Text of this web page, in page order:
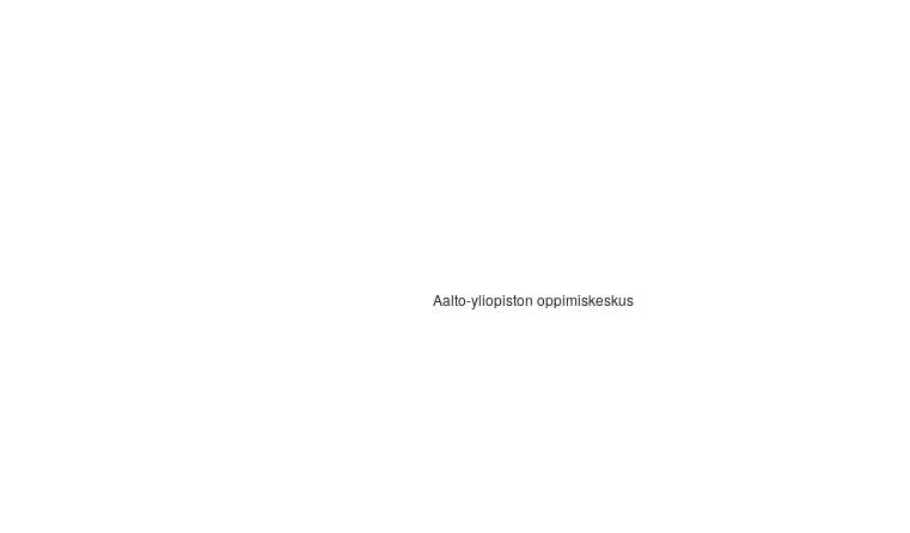
Aalto-yliopiston oppimiskeskus